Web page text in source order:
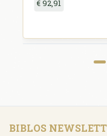
€ 92,91
BIBLOS